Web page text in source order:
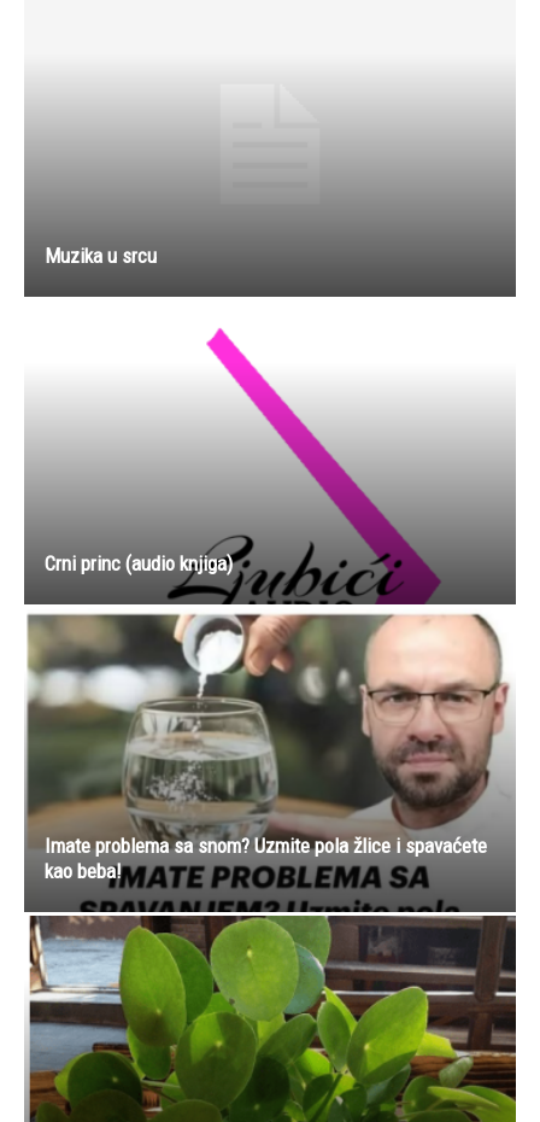
Muzika u srcu
Crni princ (audio knjiga)
Imate problema sa snom? Uzmite pola žlice i spavaćete
kao beba!